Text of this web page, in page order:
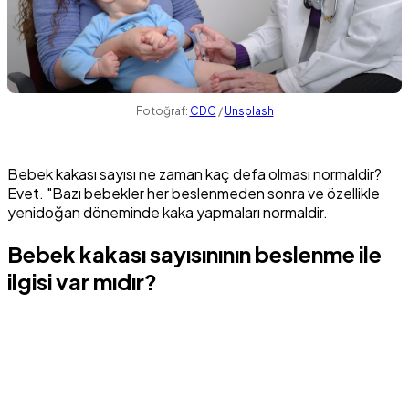
Fotoğraf: CDC / Unsplash
Bebek kakası sayısı ne zaman kaç defa olması normaldir?
Evet. "Bazı bebekler her beslenmeden sonra ve özellikle
yenidoğan döneminde kaka yapmaları normaldir.
Bebek kakası sayısınının beslenme ile
ilgisi var mıdır?